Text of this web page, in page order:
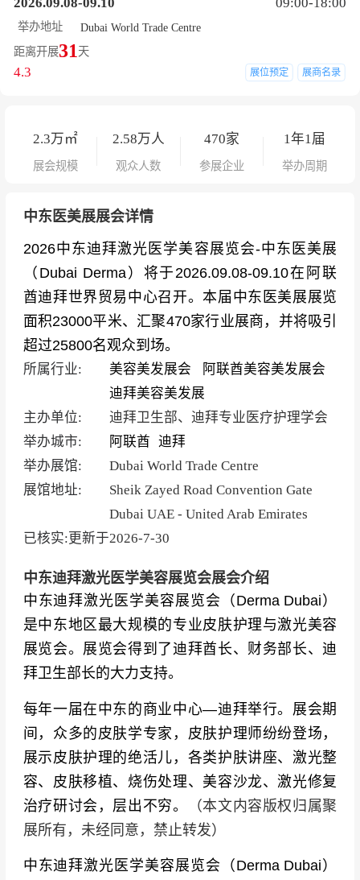
2026.09.08-09.10 09:00-18:00
举办地址
Dubai World Trade Centre
距离开展31天
4.3 展位预定 展商名录
2.3万㎡
展会规模
2.58万人
观众人数
470家
参展企业
1年1届
举办周期
中东医美展展会详情
2026中东迪拜激光医学美容展览会-中东医美展
（Dubai Derma）将于2026.09.08-09.10在阿联
酋迪拜世界贸易中心召开。本届中东医美展展览
面积23000平米、汇聚470家行业展商，并将吸引
超过25800名观众到场。
所属行业: 美容美发展会
阿联酋美容美发展会
迪拜美容美发展
主办单位:
迪拜卫生部、迪拜专业医疗护理学会
举办城市:
阿联酋 迪拜
举办展馆:
Dubai World Trade Centre
展馆地址:
Sheik Zayed Road Convention Gate
Dubai UAE - United Arab Emirates
已核实:更新于2026-7-30
中东迪拜激光医学美容展览会展会介绍
中东迪拜激光医学美容展览会（ Derma Dubai ）
是中东地区最大规模的专业皮肤护理与激光美容
展览会。 展览会得到了迪拜酋长、财务部长、迪
拜卫生部长的大力支持。
每年一届在中东的商业中心—迪拜举行。展会期
间，众多的皮肤学专家，皮肤护理师纷纷登场，
展示皮肤护理的绝活儿，各类护肤讲座、激光整
容、皮肤移植、烧伤处理、美容沙龙、激光修复
治疗研讨会，层出不穷。
（本文内容版权归属聚
展所有，未经同意，禁止转发）
中东迪拜激光医学美容展览会（Derma Dubai）